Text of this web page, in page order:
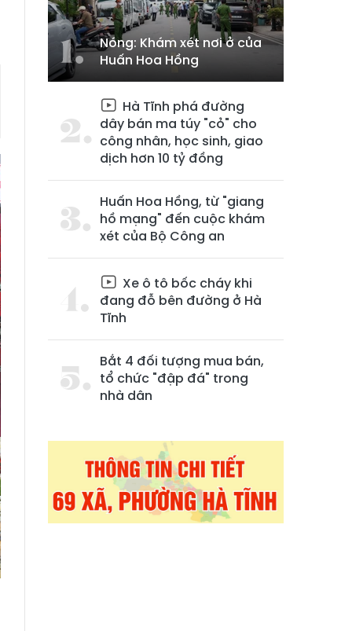
Nóng: Khám xét nơi ở của
Huấn Hoa Hồng
Hà Tĩnh phá đường
dây bán ma túy "cỏ" cho
công nhân, học sinh, giao
dịch hơn 10 tỷ đồng
Huấn Hoa Hồng, từ "giang
hồ mạng" đến cuộc khám
xét của Bộ Công an
Xe ô tô bốc cháy khi
đang đỗ bên đường ở Hà
Tĩnh
Bắt 4 đối tượng mua bán,
tổ chức "đập đá" trong
nhà dân